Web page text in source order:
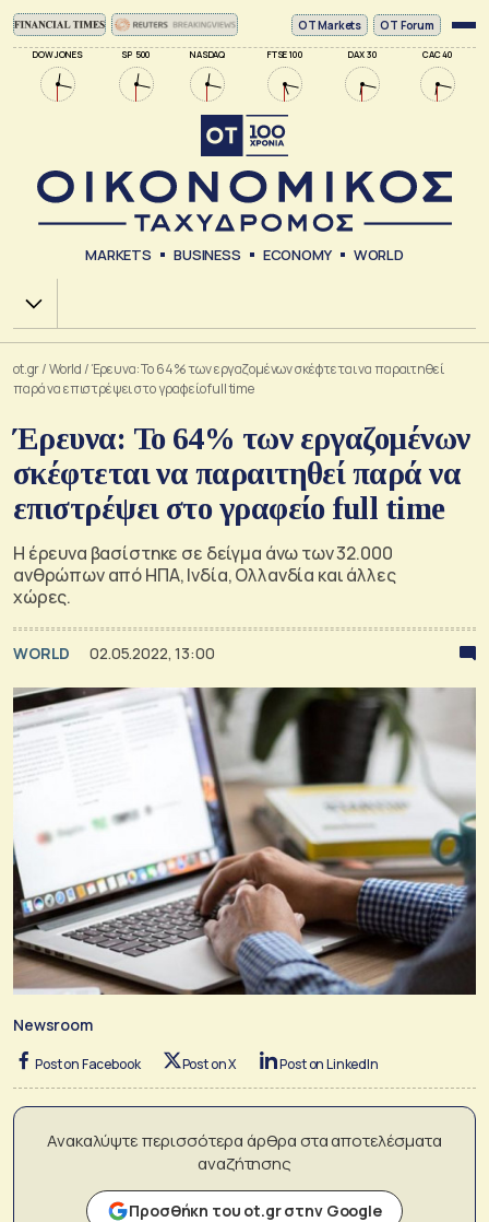
DOW JONES SP 500 NASDAQ FTSE 100 DAX 30 CAC 40
ΟΤ Markets OT Forum
MARKETS BUSINESS ECONOMY WORLD
Χ.Α.
ot.gr/World /Έρευνα: Το 64% των εργαζομένων σκέφτεται να παραιτηθεί
παρά να επιστρέψει στο γραφείο full time
Έρευνα: Το 64% των εργαζομένων
σκέφτεται να παραιτηθεί παρά να
επιστρέψει στο γραφείο full time
Η έρευνα βασίστηκε σε δείγμα άνω των 32.000
ανθρώπων από ΗΠΑ, Ινδία, Ολλανδία και άλλες
χώρες.
WORLD 02.05.2022, 13:00
Newsroom
Post on Facebook Post on X Post on LinkedIn
Ανακαλύψτε περισσότερα άρθρα στα αποτελέσματα
αναζήτησης
Προσθήκη του ot.gr στην Google